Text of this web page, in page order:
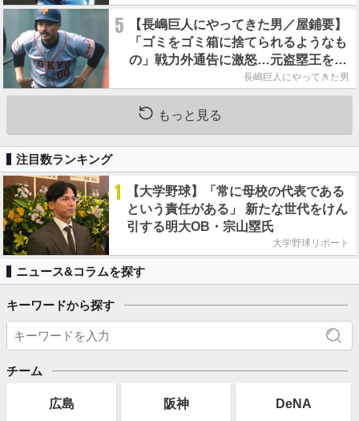
5
【長嶋巨人にやってきた男／屋鋪要】
「ゴミをゴミ箱に捨てられるようなも
の」戦力外通告に激怒…元盗塁王を救
った長嶋茂雄の一本の電話長嶋巨人にやってきた男
もっと見る
注目数ランキング
1
【大学野球】「常に母校の代表である
という責任がある」 新たな世代をけん
引する明大OB・宗山塁氏
大学野球リポート
ニュース&コラムを探す
キーワードから探す
チーム
広島 阪神 DeNA